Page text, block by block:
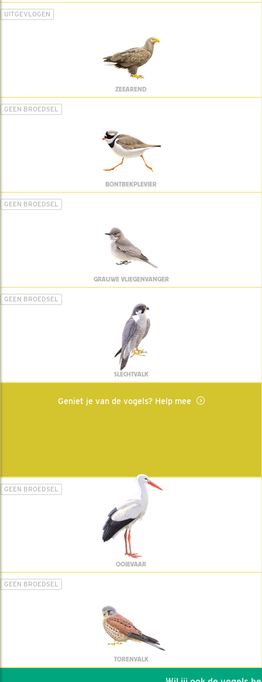
UITGEVLOGEN
ZEEAREND
GEEN BROEDSEL
BONTBEKPLEVIER
GEEN BROEDSEL
GRAUWE VLIEGENVANGER
GEEN BROEDSEL
SLECHTVALK
Geniet je van de vogels? Help mee
GEEN BROEDSEL
OOIEVAAR
GEEN BROEDSEL
TORENVALK